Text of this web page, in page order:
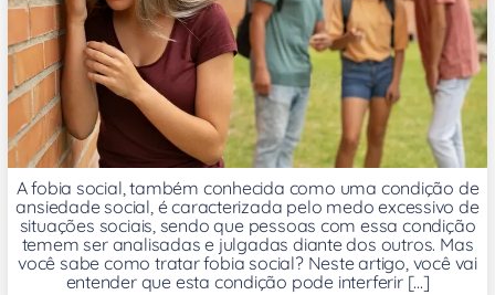
A fobia social, também conhecida como uma condição de
ansiedade social, é caracterizada pelo medo excessivo de
situações sociais, sendo que pessoas com essa condição
temem ser analisadas e julgadas diante dos outros. Mas
você sabe como tratar fobia social? Neste artigo, você vai
entender que esta condição pode interferir [...]